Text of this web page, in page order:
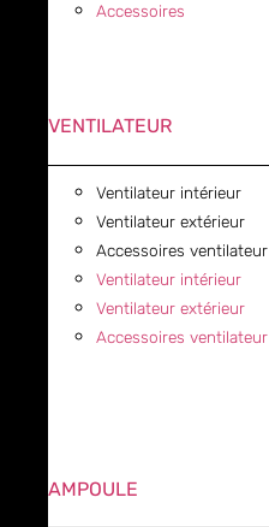
Accessoires
VENTILATEUR
Ventilateur intérieur
Ventilateur extérieur
Accessoires ventilateur
Ventilateur intérieur
Ventilateur extérieur
Accessoires ventilateur
AMPOULE